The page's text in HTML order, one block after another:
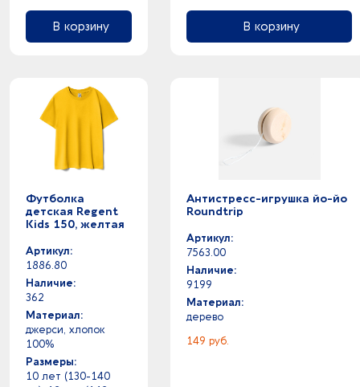
голубой - натуральный
голубой - оранжевый
голубой - разноцветный
голубой - серебристый
голубой - серый
голубой - синий
голубой - черный
голубой -
горчичный -
графит - серый
графит - темно-серый
графит -
джинсовый - натуральный
джинсовый - натуральный
джинсовый - натуральный
желтый прозрачный -
желтый - зеленый
твил
термопластичный эластомер
титан
фанера
фарфор
футер двунитка
футер трехнитка
хлопок 5%
хлопок 25%
хлопок 30%
хлопок 50%
хлопок 65%
хлопок 80%
хлопок 85%
В корзину В корзину
Футболка
детская Regent
Kids 150, желтая
Артикул:
1886.80
Наличие:
362
Материал:
джерси, хлопок
100%
Размеры:
10 лет (130-140
Антистресс-игрушка йо-йо
Roundtrip
Артикул:
7563.00
Наличие:
9199
Материал:
дерево
149 руб.